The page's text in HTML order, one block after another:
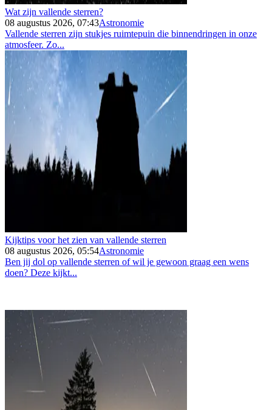
Wat zijn vallende sterren?
08 augustus 2026, 07:43Astronomie
Vallende sterren zijn stukjes ruimtepuin die binnendringen in onze
atmosfeer. Zo...
Kijktips voor het zien van vallende sterren
08 augustus 2026, 05:54Astronomie
Ben jij dol op vallende sterren of wil je gewoon graag een wens
doen? Deze kijkt...